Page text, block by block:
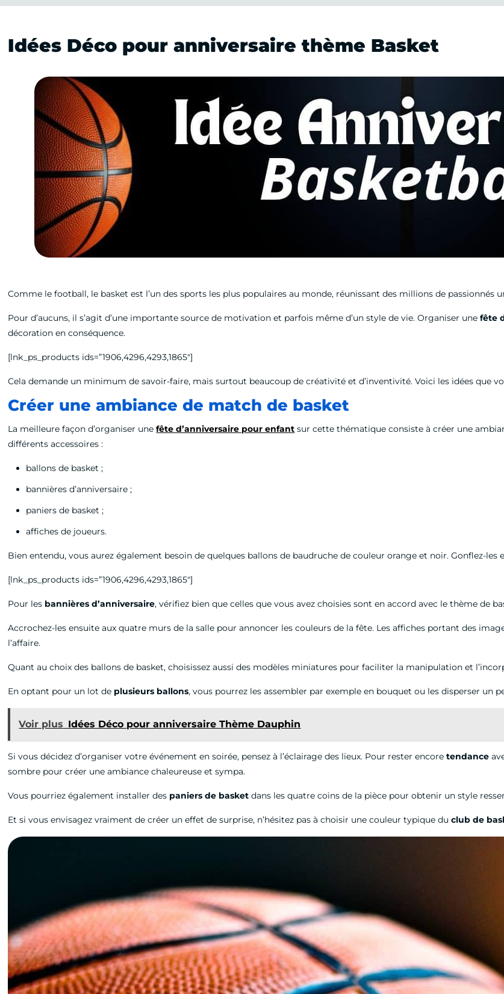
Idées Déco pour anniversaire thème Basket
Comme le football, le basket est l’un des sports les plus populaires au monde, réunissant des millions de passionnés
Pour d’aucuns, il s’agit d’une importante source de motivation et parfois même d’un style de vie. Organiser unefête
décoration en conséquence.
[lnk_ps_products ids=”1906,4296,4293,1865″]
Cela demande un minimum de savoir-faire, mais surtout beaucoup de créativité et d’inventivité. Voici les idées que
Créer une ambiance de match de basket
La meilleure façon d’organiser une fête d’anniversaire pour enfant sur cette thématique consiste à créer une
différents accessoires :
ballons de basket ;
bannières d’anniversaire ;
paniers de basket ;
affiches de joueurs.
Bien entendu, vous aurez également besoin de quelques ballons de baudruche de couleur orange et noir. Gonflez-
[lnk_ps_products ids=”1906,4296,4293,1865″]
Pour les bannières d’anniversaire, vérifiez bien que celles que vous avez choisies sont en accord avec le thème de
Accrochez-les ensuite aux quatre murs de la salle pour annoncer les couleurs de la fête. Les affiches portant des
l’affaire.
Quant au choix des ballons de basket, choisissez aussi des modèles miniatures pour faciliter la manipulation et
En optant pour un lot de plusieurs ballons, vous pourrez les assembler par exemple en bouquet ou les disperser un
Voir plus Idées Déco pour anniversaire Thème Dauphin
Si vous décidez d’organiser votre événement en soirée, pensez à l’éclairage des lieux. Pour rester encoretendance
sombre pour créer une ambiance chaleureuse et sympa.
Vous pourriez également installer des paniers de basket dans les quatre coins de la pièce pour obtenir un style
Et si vous envisagez vraiment de créer un effet de surprise, n’hésitez pas à choisir une couleur typique duclub de